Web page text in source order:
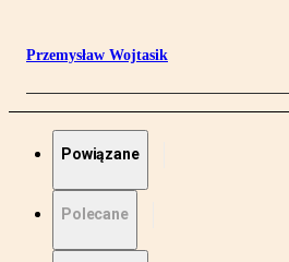
Przemysław Wojtasik
Powiązane
Polecane